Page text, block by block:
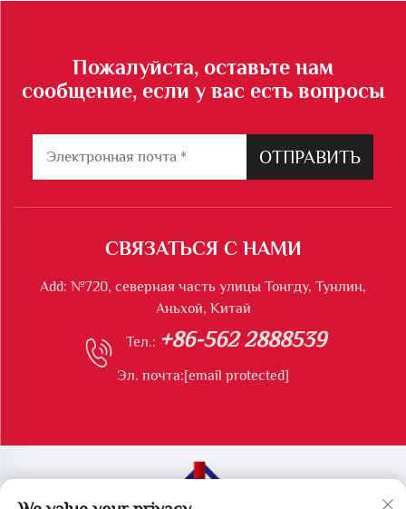
Пожалуйста, оставьте нам
сообщение, если у вас есть вопросы
ОТПРАВИТЬ
СВЯЗАТЬСЯ С НАМИ
Add: №720, северная часть улицы Тонгду, Тунлин,
Аньхой, Китай
Тел.: +86-562 2888539
Эл. почта:[email protected]